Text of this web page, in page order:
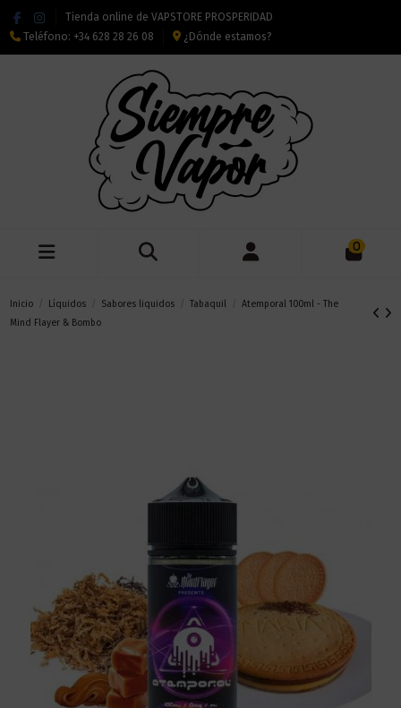
Tienda online de VAPSTORE PROSPERIDAD
Teléfono: +34 628 28 26 08 ¿Dónde estamos?
0
Inicio Líquidos Sabores liquidos Tabaquil
Atemporal 100ml - The
Mind Flayer & Bombo